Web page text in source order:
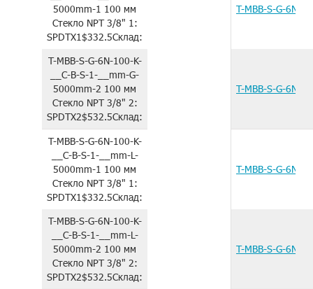
5000mm-1 100 мм
СтеклоNPT 3/8" 1:
SPDTX1$332.5Склад:
T-MBB-S-G-6N-
T-MBB-S-G-6N-100-K-
__C-B-S-1-__mm-G-
5000mm-2 100 мм
СтеклоNPT 3/8" 2:
SPDTX2$532.5Склад:
T-MBB-S-G-6N-
T-MBB-S-G-6N-100-K-
__C-B-S-1-__mm-L-
5000mm-1 100 мм
СтеклоNPT 3/8" 1:
SPDTX1$332.5Склад:
T-MBB-S-G-6N-
T-MBB-S-G-6N-100-K-
__C-B-S-1-__mm-L-
5000mm-2 100 мм
СтеклоNPT 3/8" 2:
SPDTX2$532.5Склад:
T-MBB-S-G-6N-